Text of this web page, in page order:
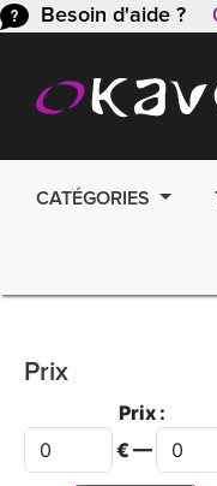
Besoin d'aide ?
CATÉGORIES
Prix
€ —
Prix :